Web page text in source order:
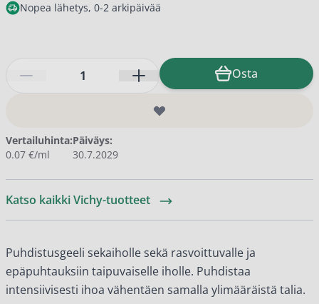
Nopea lähetys, 0-2 arkipäivää
Osta
Vertailuhinta:
0.07 €/ml
Päiväys:
30.7.2029
Katso kaikki Vichy-tuotteet
Puhdistusgeeli sekaiholle sekä rasvoittuvalle ja
epäpuhtauksiin taipuvaiselle iholle. Puhdistaa
intensiivisesti ihoa vähentäen samalla ylimääräistä talia.